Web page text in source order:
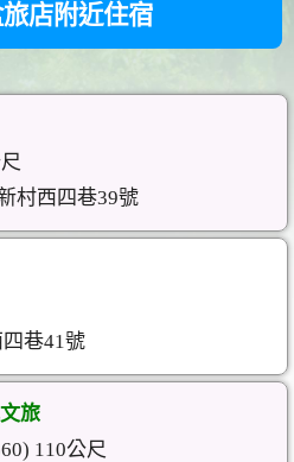
店附近住宿
村西四巷39號
巷41號
旅
110公尺